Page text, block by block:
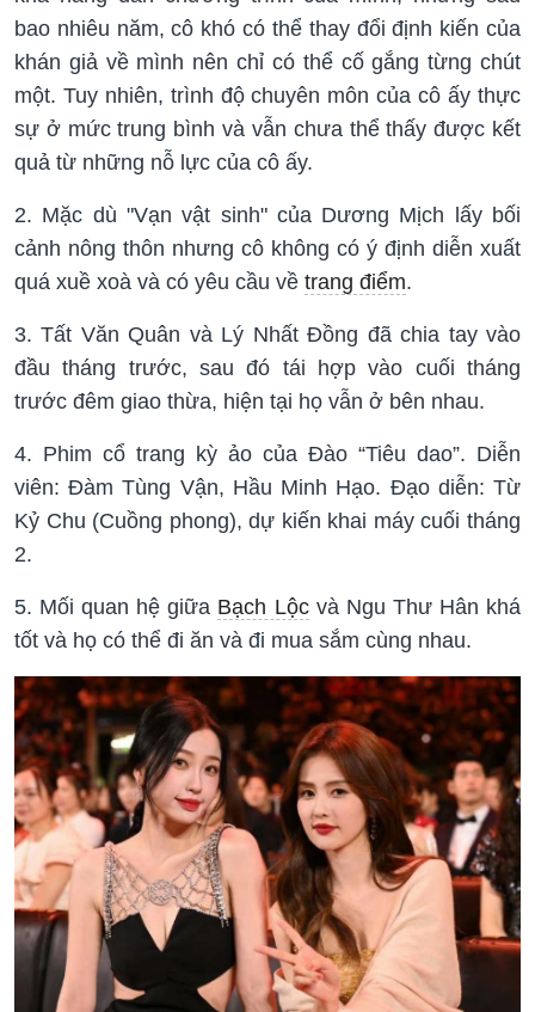
bao nhiêu năm, cô khó có thể thay đổi định kiến ​​của
khán giả về mình nên chỉ có thể cố gắng từng chút
một. Tuy nhiên, trình độ chuyên môn của cô ấy thực
sự ở mức trung bình và vẫn chưa thể thấy được kết
quả từ những nỗ lực của cô ấy.
2. Mặc dù "Vạn vật sinh" của Dương Mịch lấy bối
cảnh nông thôn nhưng cô không có ý định diễn xuất
quá xuề xoà và có yêu cầu về trang điểm.
3. Tất Văn Quân và Lý Nhất Đồng đã chia tay vào
đầu tháng trước, sau đó tái hợp vào cuối tháng
trước đêm giao thừa, hiện tại họ vẫn ở bên nhau.
4. Phim cổ trang kỳ ảo của Đào “Tiêu dao”. Diễn
viên: Đàm Tùng Vận, Hầu Minh Hạo. Đạo diễn: Từ
Kỷ Chu (Cuồng phong), dự kiến khai máy cuối tháng
2.
5. Mối quan hệ giữa Bạch Lộcvà Ngu Thư Hân khá
tốt và họ có thể đi ăn và đi mua sắm cùng nhau.